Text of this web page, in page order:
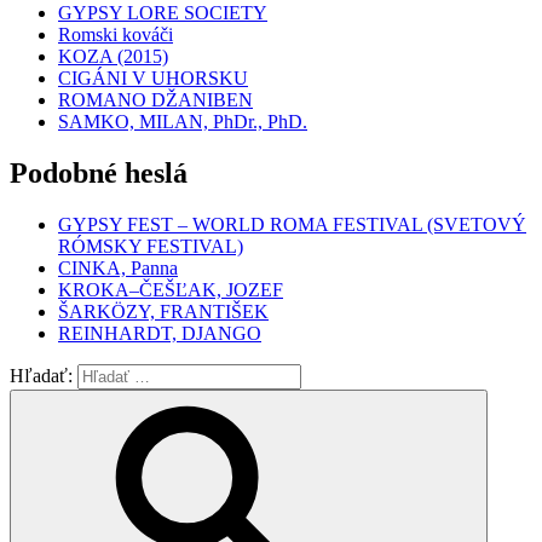
GYPSY LORE SOCIETY
Romski kováči
KOZA (2015)
CIGÁNI V UHORSKU
ROMANO DŽANIBEN
SAMKO, MILAN, PhDr., PhD.
Podobné heslá
GYPSY FEST – WORLD ROMA FESTIVAL (SVETOVÝ
RÓMSKY FESTIVAL)
CINKA, Panna
KROKA–ČEŠĽAK, JOZEF
ŠARKÖZY, FRANTIŠEK
REINHARDT, DJANGO
Hľadať: